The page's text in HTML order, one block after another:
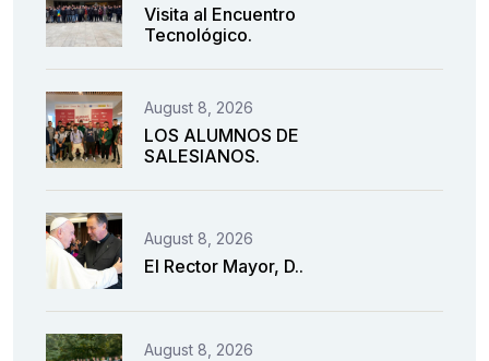
Visita al Encuentro
Tecnológico.
August 8, 2026
LOS ALUMNOS DE
SALESIANOS.
August 8, 2026
El Rector Mayor, D..
August 8, 2026